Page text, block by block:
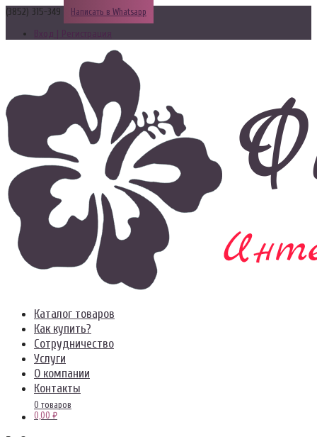
(3852) 315-349 Написать в Whatsapp
Вход | Регистрация
Каталог товаров
Как купить?
Сотрудничество
Услуги
О компании
Контакты
0 товаров
0,00 ₽